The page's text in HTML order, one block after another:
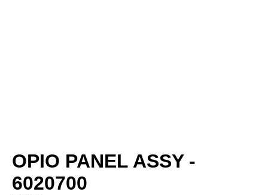
OPIO PANEL ASSY -
6020700